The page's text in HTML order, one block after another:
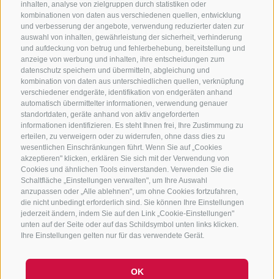
inhalten, analyse von zielgruppen durch statistiken oder
kombinationen von daten aus verschiedenen quellen, entwicklung
und verbesserung der angebote, verwendung reduzierter daten zur
auswahl von inhalten, gewährleistung der sicherheit, verhinderung
und aufdeckung von betrug und fehlerbehebung, bereitstellung und
anzeige von werbung und inhalten, ihre entscheidungen zum
datenschutz speichern und übermitteln, abgleichung und
kombination von daten aus unterschiedlichen quellen, verknüpfung
verschiedener endgeräte, identifikation von endgeräten anhand
automatisch übermittelter informationen, verwendung genauer
standortdaten, geräte anhand von aktiv angeforderten
informationen identifizieren. Es steht Ihnen frei, Ihre Zustimmung zu
erteilen, zu verweigern oder zu widerrufen, ohne dass dies zu
wesentlichen Einschränkungen führt. Wenn Sie auf „Cookies
akzeptieren" klicken, erklären Sie sich mit der Verwendung von
Cookies und ähnlichen Tools einverstanden. Verwenden Sie die
Schaltfläche „Einstellungen verwalten", um Ihre Auswahl
anzupassen oder „Alle ablehnen", um ohne Cookies fortzufahren,
die nicht unbedingt erforderlich sind. Sie können Ihre Einstellungen
jederzeit ändern, indem Sie auf den Link „Cookie-Einstellungen"
unten auf der Seite oder auf das Schildsymbol unten links klicken.
Ihre Einstellungen gelten nur für das verwendete Gerät.
OK
KONTAKTIERE UNS
+39 0472 765 325
info@sterzing.com
NEWSLETTER
Bleib am Laufenden
Newsletter Anmelden